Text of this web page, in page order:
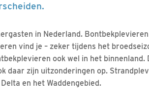
in Nederland.
vind je – zeker tijdens het
ook wel in het
daar zijn uitzonderingen op.
en het Waddengebied.